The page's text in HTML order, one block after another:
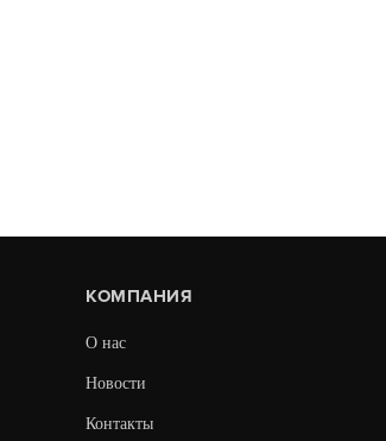
КОМПАНИЯ
О нас
Новости
Контакты